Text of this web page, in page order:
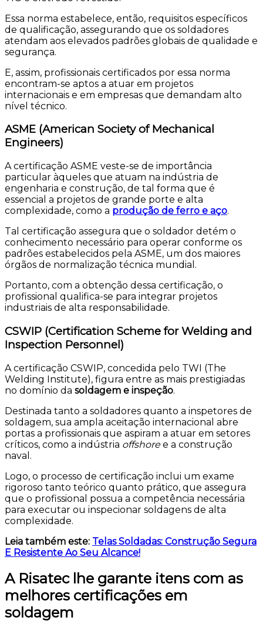
Essa norma estabelece, então, requisitos específicos
de qualificação, assegurando que os soldadores
atendam aos elevados padrões globais de qualidade e
segurança.
E, assim, profissionais certificados por essa norma
encontram-se aptos a atuar em projetos
internacionais e em empresas que demandam alto
nível técnico.
ASME (American Society of Mechanical
Engineers)
A certificação ASME veste-se de importância
particular àqueles que atuam na indústria de
engenharia e construção, de tal forma que é
essencial a projetos de grande porte e alta
complexidade, como a produção de ferro e aço.
Tal certificação assegura que o soldador detém o
conhecimento necessário para operar conforme os
padrões estabelecidos pela ASME, um dos maiores
órgãos de normalização técnica mundial.
Portanto, com a obtenção dessa certificação, o
profissional qualifica-se para integrar projetos
industriais de alta responsabilidade.
CSWIP (Certification Scheme for Welding and
Inspection Personnel)
A certificação CSWIP, concedida pelo TWI (The
Welding Institute), figura entre as mais prestigiadas
no domínio da soldagem e inspeção.
Destinada tanto a soldadores quanto a inspetores de
soldagem, sua ampla aceitação internacional abre
portas a profissionais que aspiram a atuar em setores
críticos, como a indústria offshoree a construção
naval.
Logo, o processo de certificação inclui um exame
rigoroso tanto teórico quanto prático, que assegura
que o profissional possua a competência necessária
para executar ou inspecionar soldagens de alta
complexidade.
Leia também este: Telas Soldadas: Construção Segura
E Resistente Ao Seu Alcance!
A Risatec lhe garante itens com as
melhores certificações em
soldagem